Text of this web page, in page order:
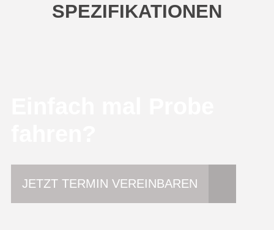
SPEZIFIKATIONEN
JETZT TERMIN VEREINBAREN